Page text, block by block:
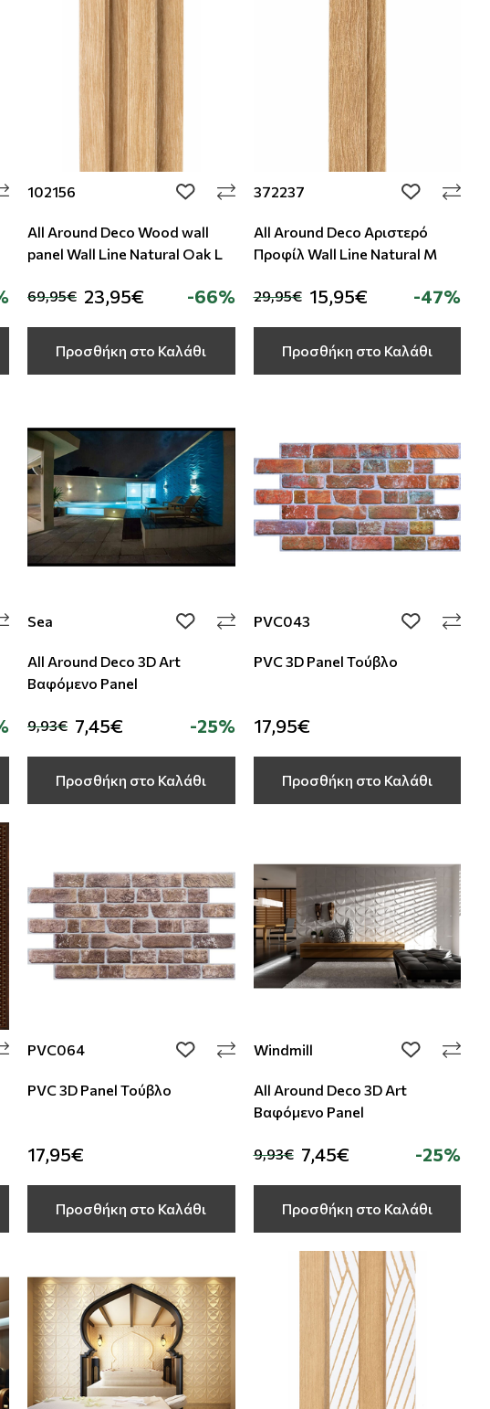
102156 add to wishlist
All Around Deco Wood wall
panel Wall Line Natural Oak L
69,95€ 23,95€ -66%
Προσθήκη στο Καλάθι
372237 add to
All Around Deco Αριστερό
Προφίλ Wall Line Natural M
29,95€ 15,95€ -47%
Προσθήκη στο Καλάθι
Sea add to wishlist
All Around Deco 3D Art
Βαφόμενο Panel
9,93€ 7,45€ -25%
Προσθήκη στο Καλάθι
PVC043 add to
PVC 3D Panel Τούβλο
17,95€
Προσθήκη στο Καλάθι
PVC064 add to wishlist
PVC 3D Panel Τούβλο
17,95€
Προσθήκη στο Καλάθι
Windmill add to
All Around Deco 3D Art
Βαφόμενο Panel
9,93€ 7,45€ -25%
Προσθήκη στο Καλάθι